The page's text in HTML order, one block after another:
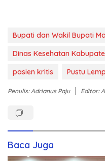
Bupati dan Wakil Bupati
Dinas Kesehatan
pasien kritis
Pustu
Penulis: Adrianus Paju Editor:
Baca Juga